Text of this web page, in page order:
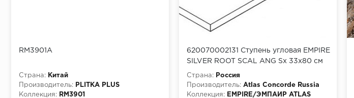
RM3901A
Страна:
Китай
Производитель:
PLITKA PLUS
Коллекция:
RM3901
620070002131 Ступень угловая EMPIRE
SILVER ROOT SCAL ANG Sx 33x80 см
Страна:
Россия
Производитель: Atlas Concorde Russia
Коллекция:
EMPIRE/ЭМПАИР ATLAS